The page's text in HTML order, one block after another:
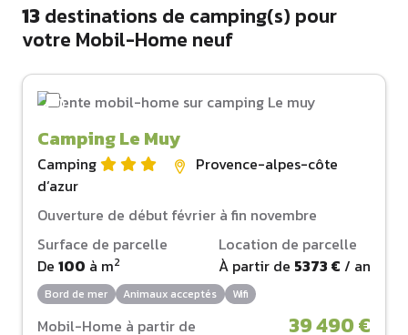
13destinations de camping(s) pour
votre Mobil-Home neuf
Camping Le Muy
Camping
Provence-alpes-côte
d‘azur
Ouverture de début février à fin novembre
Surface de parcelle
De 100 à m2
Location de parcelle
À partir de 5373 € / an
Bord de mer Animaux acceptés Wifi
Mobil-Home à partir de 39 490 €